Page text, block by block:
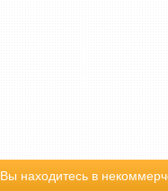
Вы находитесь в